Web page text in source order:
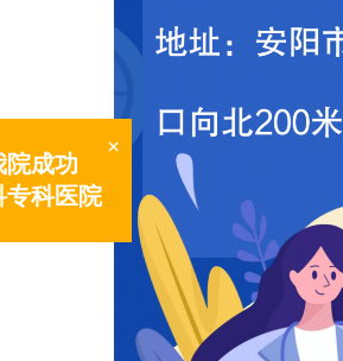
院成功
专科医院
×